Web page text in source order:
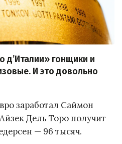
д’Италии» гонщики и
И это довольно
заработал Саймон
Дель Торо получит
— 96 тысяч.